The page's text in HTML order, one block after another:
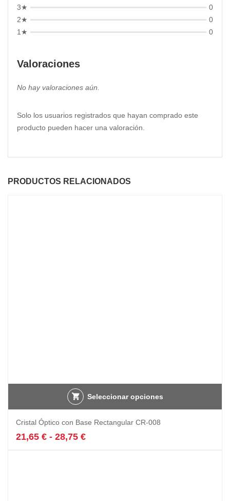
3★
0
2★
0
1★
0
Valoraciones
No hay valoraciones aún.
Solo los usuarios registrados que hayan comprado este
producto pueden hacer una valoración.
PRODUCTOS RELACIONADOS
Seleccionar opciones
producto
tiene
Cristal Óptico con Base Rectangular CR-008
21,65 € - 28,75 €Rango